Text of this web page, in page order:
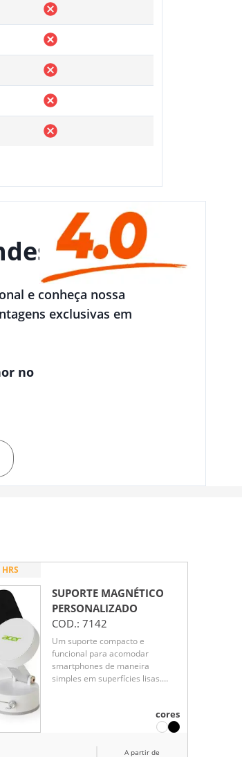
e conheça nossa
exclusivas em
no
SUPORTE MAGNÉTICO
PERSONALIZADO
COD.: 7142
Um suporte compacto e
funcional para acomodar
smartphones de maneira
simples em superfícies lisas.
em superfícies lisas, ideal para
cores
A partir de